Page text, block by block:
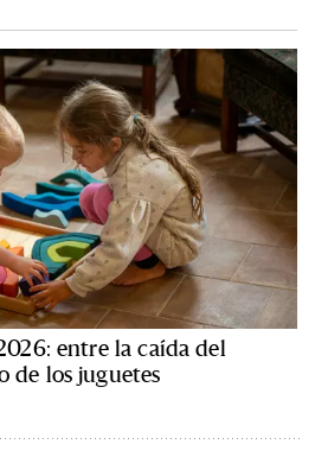
entre la caída del
de los juguetes